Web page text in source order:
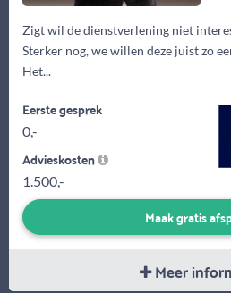
Zigt wil de dienstverlening niet
Sterker nog, we willen deze juist zo
Het...
Eerste gesprek
0,-
Advieskosten
1.500,-
Maak gratis
Meer